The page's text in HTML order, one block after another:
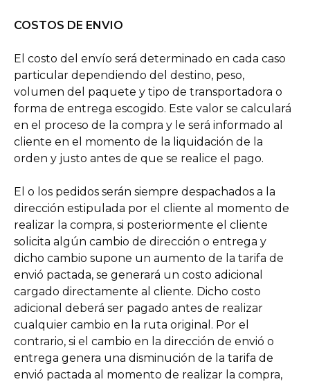
COSTOS DE ENVIO
El costo del envío será determinado en cada caso
particular dependiendo del destino, peso,
volumen del paquete y tipo de transportadora o
forma de entrega escogido. Este valor se calculará
en el proceso de la compra y le será informado al
cliente en el momento de la liquidación de la
orden y justo antes de que se realice el pago.
El o los pedidos serán siempre despachados a la
dirección estipulada por el cliente al momento de
realizar la compra, si posteriormente el cliente
solicita algún cambio de dirección o entrega y
dicho cambio supone un aumento de la tarifa de
envió pactada, se generará un costo adicional
cargado directamente al cliente. Dicho costo
adicional deberá ser pagado antes de realizar
cualquier cambio en la ruta original. Por el
contrario, si el cambio en la dirección de envió o
entrega genera una disminución de la tarifa de
envió pactada al momento de realizar la compra,